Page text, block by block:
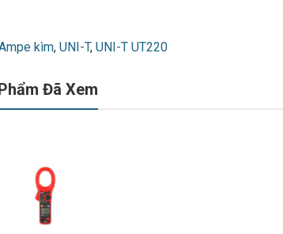
kìm, UNI-T, UNI-T UT220
Đã Xem